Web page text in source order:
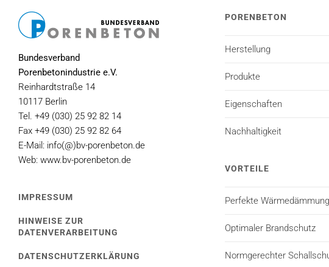
Bundesverband
Porenbetonindustrie e.V.
Reinhardtstraße 14
10117 Berlin
Tel. +49 (030) 25 92 82 14
Fax +49 (030) 25 92 82 64
E-Mail: info(@)bv-porenbeton.de
Web: www.bv-porenbeton.de
IMPRESSUM
HINWEISE ZUR
DATENVERARBEITUNG
DATENSCHUTZERKLÄRUNG
PORENBETON
Herstellung
Produkte
Eigenschaften
Nachhaltigkeit
VORTEILE
Perfekte Wärmedämmung
Optimaler Brandschutz
Normgerechter